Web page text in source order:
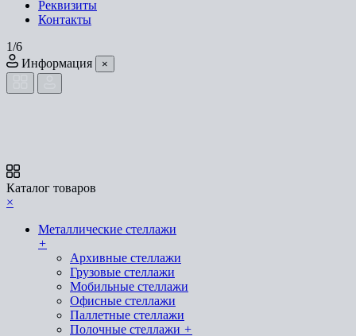
Реквизиты
Контакты
1/6
Информация
×
Каталог товаров
×
Металлические стеллажи
+
Архивные стеллажи
Грузовые стеллажи
Мобильные стеллажи
Офисные стеллажи
Паллетные стеллажи
Полочные стеллажи +